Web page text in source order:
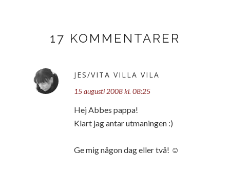
17 KOMMENTARER
JES/VITA VILLA VILA
15 augusti 2008 kl. 08:25
Hej Abbes pappa!
Klart jag antar utmaningen :)
Ge mig någon dag eller två! ☺